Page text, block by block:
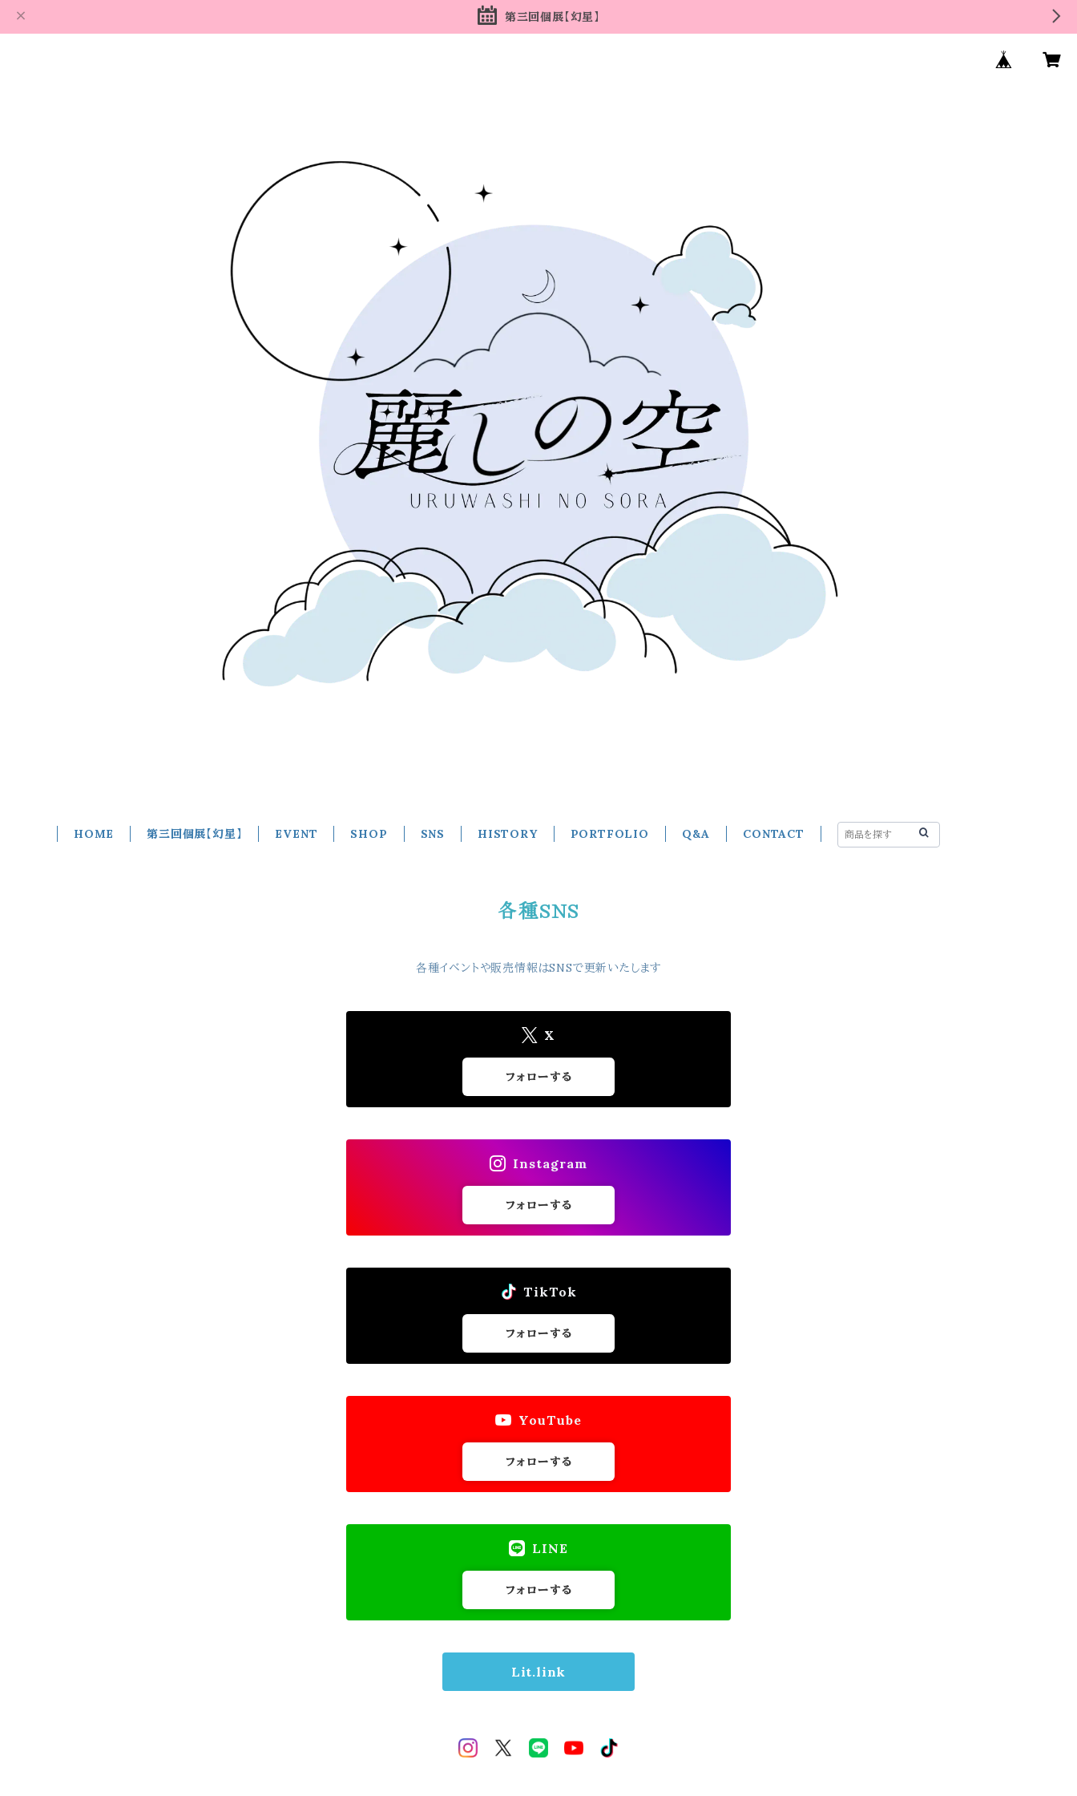
第三回個展【幻星】
HOME 第三回個展【幻星】 EVENT SHOP SNS HISTORY PORTFOLIO Q&A CONTACT
各種SNS
各種イベントや販売情報はSNSで更新いたします
X
フォローする
Instagram
フォローする
TikTok
フォローする
YouTube
フォローする
LINE
フォローする
Lit.link